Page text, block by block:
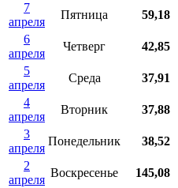
7
апреля
Пятница 59,18
6
апреля
Четверг 42,85
5
апреля
Среда 37,91
4
апреля
Вторник 37,88
3
апреля
Понедельник 38,52
2
апреля
Воскресенье 145,08